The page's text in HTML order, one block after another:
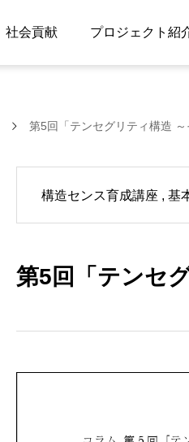
社会貢献 プロジェクト紹
第5回「テンセグリティ構造 ～
構造センス育成講座 基
第5回「テンセ